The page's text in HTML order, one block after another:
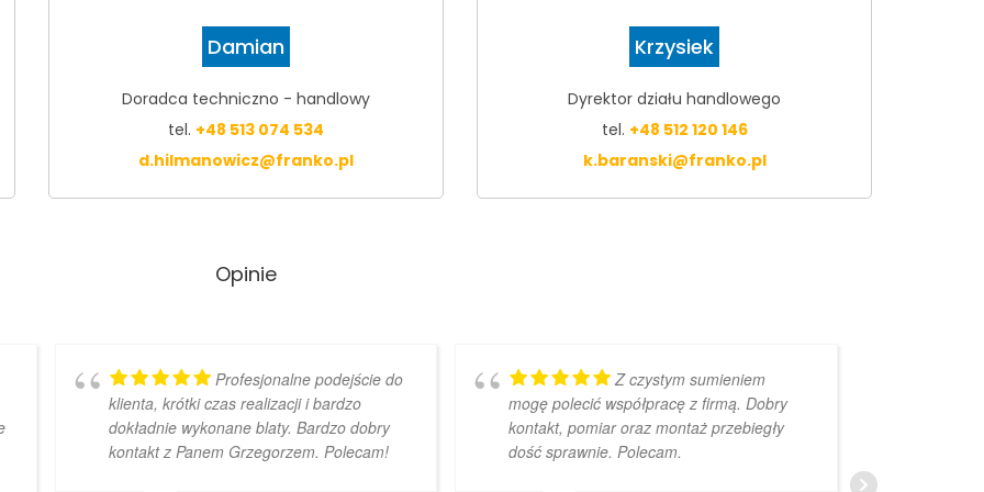
Damian
Doradca techniczno - handlowy
tel. +48 513 074 534
d.hilmanowicz@franko.pl
Krzysiek
Dyrektor działu handlowego
tel. +48 512 120 146
k.baranski@franko.pl
Opinie
Profesjonalne podejście do
klienta, krótki czas realizacji i bardzo
dokładnie wykonane blaty. Bardzo dobry
kontakt z Panem Grzegorzem. Polecam!
Z czystym sumieniem
mogę polecić współpracę z firmą. Dobry
kontakt, pomiar oraz montaż przebiegły
dość sprawnie. Polecam.